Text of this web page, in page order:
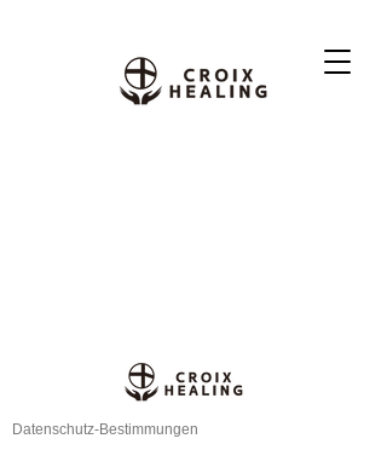
Datenschutz-Bestimmungen